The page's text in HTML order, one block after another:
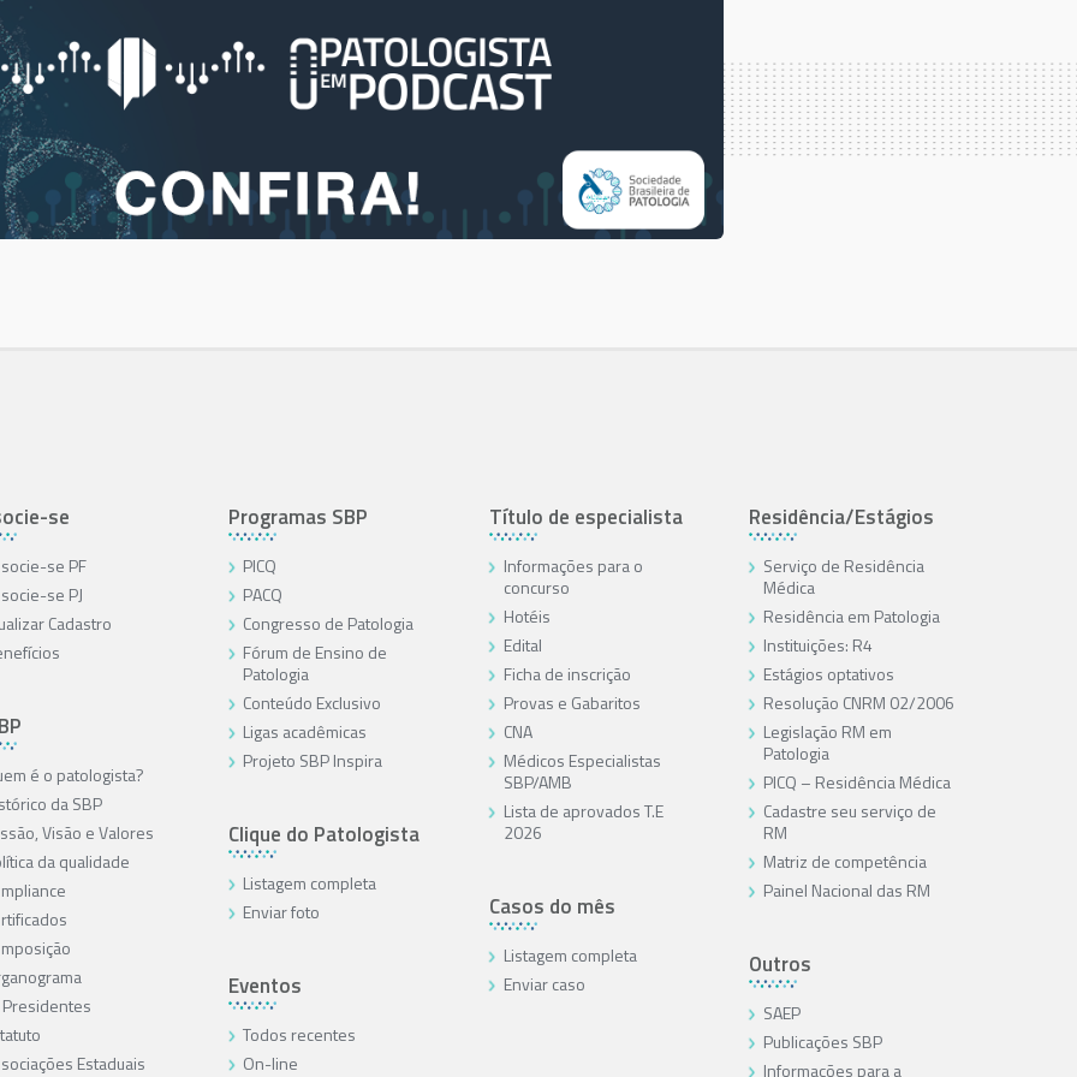
se
se PF
se PJ
Cadastro
é o patologista?
da SBP
Visão e Valores
da qualidade
Presidentes
Estaduais
Programas SBP
PICQ
PACQ
Congresso de Patologia
Fórum de Ensino de
Patologia
Conteúdo Exclusivo
Ligas acadêmicas
Projeto SBP Inspira
Clique do Patologista
Listagem completa
Enviar foto
Eventos
Todos recentes
On-line
Título de especialista
Informações para o
concurso
Hotéis
Edital
Ficha de inscrição
Provas e Gabaritos
CNA
Médicos Especialistas
SBP/AMB
Lista de aprovados T.E
2026
Casos do mês
Listagem completa
Enviar caso
Residência/Estágios
Serviço de Residência
Médica
Residência em Patologia
Instituições: R4
Estágios optativos
Resolução CNRM 02/2006
Legislação RM em
Patologia
PICQ – Residência Médica
Cadastre seu serviço de
RM
Matriz de competência
Painel Nacional das RM
Outros
SAEP
Publicações SBP
Informações para a